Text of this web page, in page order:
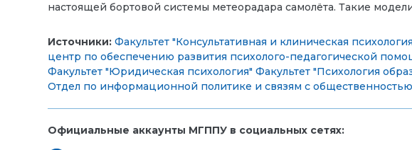
настоящей бортовой системы метеорадара самолёта. Такие
Источники: Факультет "Консультативная и клиническая
центр по обеспечению развития психолого-педагогической
Факультет "Юридическая психология" Факультет "Психология
Отдел по информационной политике и связям с
Официальные аккаунты МГППУ в социальных сетях: